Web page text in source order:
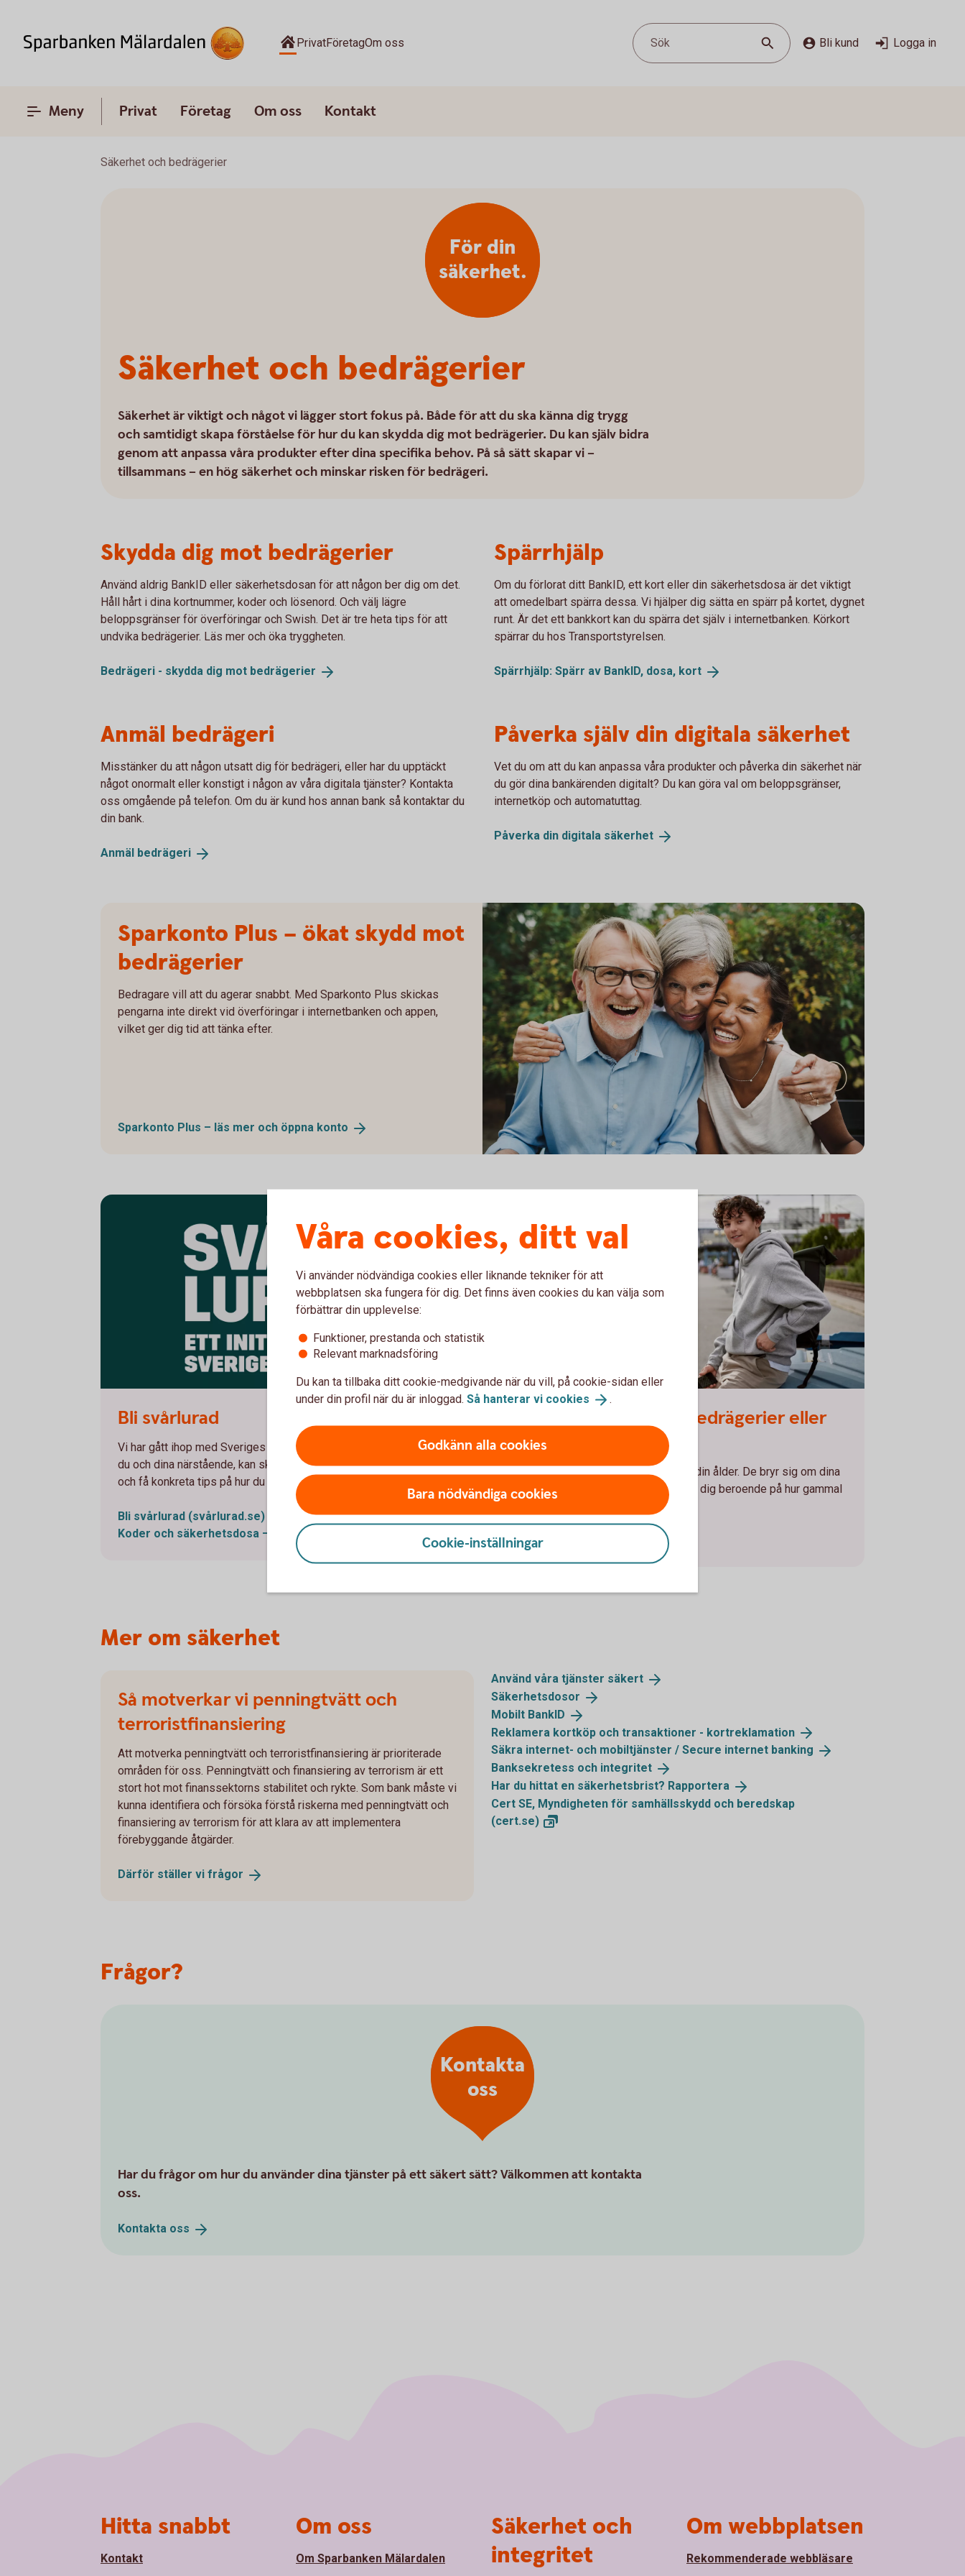
PrivatFöretagOm oss Sök Bli kund Logga in
Meny Privat Företag Om oss Kontakt
Säkerhet och bedrägerier
Säkerhet och bedrägerier
Säkerhet är viktigt och något vi lägger stort fokus på. Både för att du ska känna dig trygg
och samtidigt skapa förståelse för hur du kan skydda dig mot bedrägerier. Du kan själv bidra
genom att anpassa våra produkter efter dina specifika behov. På så sätt skapar vi –
tillsammans – en hög säkerhet och minskar risken för bedrägeri.
För din
säkerhet.
Skydda dig mot bedrägerier
Använd aldrig BankID eller säkerhetsdosan för att någon ber dig om det.
Håll hårt i dina kortnummer, koder och lösenord. Och välj lägre
beloppsgränser för överföringar och Swish. Det är tre heta tips för att
undvika bedrägerier. Läs mer och öka tryggheten.
Bedrägeri - skydda dig mot bedrägerier
Spärrhjälp
Om du förlorat ditt BankID, ett kort eller din säkerhetsdosa är det viktigt
att omedelbart spärra dessa. Vi hjälper dig sätta en spärr på kortet, dygnet
runt. Är det ett bankkort kan du spärra det själv i internetbanken. Körkort
spärrar du hos Transportstyrelsen.
Spärrhjälp: Spärr av BankID, dosa, kort
Anmäl bedrägeri
Misstänker du att någon utsatt dig för bedrägeri, eller har du upptäckt
något onormalt eller konstigt i någon av våra digitala tjänster? Kontakta
oss omgående på telefon. Om du är kund hos annan bank så kontaktar du
din bank.
Anmäl bedrägeri
Påverka själv din digitala säkerhet
Vet du om att du kan anpassa våra produkter och påverka din säkerhet när
du gör dina bankärenden digitalt? Du kan göra val om beloppsgränser,
internetköp och automatuttag.
Påverka din digitala säkerhet
Sparkonto Plus – ökat skydd mot
bedrägerier
Bedragare vill att du agerar snabbt. Med Sparkonto Plus skickas
pengarna inte direkt vid överföringar i internetbanken och appen,
vilket ger dig tid att tänka efter.
Sparkonto Plus – läs mer och öppna konto
Bli svårlurad
Vi har gått ihop med Sveriges banker för att sprida kunskap om hur
du och dina närstående, kan skydda er mot bedrägerier. Läs mer
och få konkreta tips på hur du kan bli mer svårlurad.
Bli svårlurad (svårlurad.se)
Koder och säkerhetsdosa – filmer om
Young adult waiting at the train station
Penningmålvakt, spelbedrägerier eller
spionprogram?
Bedragarna bryr sig inte om dig. Eller din ålder. De bryr sig om dina
pengar och använder olika sätt att lura dig beroende på hur gammal
Bli inte
Mer om säkerhet
Så motverkar vi penningtvätt och
terroristfinansiering
Att motverka penningtvätt och terroristfinansiering är prioriterade
områden för oss. Penningtvätt och finansiering av terrorism är ett
stort hot mot finanssektorns stabilitet och rykte. Som bank måste vi
kunna identifiera och försöka förstå riskerna med penningtvätt och
finansiering av terrorism för att klara av att implementera
förebyggande åtgärder.
Därför ställer vi frågor
Använd våra tjänster säkert
Säkerhetsdosor
Mobilt BankID
Reklamera kortköp och transaktioner - kortreklamation
Säkra internet- och mobiltjänster / Secure internet banking
Banksekretess och integritet
Har du hittat en säkerhetsbrist? Rapportera
Cert SE, Myndigheten för samhällsskydd och beredskap
(cert.se)
Frågor?
Har du frågor om hur du använder dina tjänster på ett säkert sätt? Välkommen att kontakta
oss.
Kontakta oss
Kontakta
oss
Våra cookies, ditt val
Vi använder nödvändiga cookies eller liknande tekniker för att
webbplatsen ska fungera för dig. Det finns även cookies du kan välja som
förbättrar din upplevelse:
Funktioner, prestanda och statistik
Relevant marknadsföring
Du kan ta tillbaka ditt cookie-medgivande när du vill, på cookie-sidan eller
under din profil när du är inloggad. Så hanterar vi cookies .
Godkänn alla cookies
Bara nödvändiga cookies
Cookie-inställningar
Hitta snabbt
Kontakt
Om oss
Om Sparbanken Mälardalen
Säkerhet och
integritet
Om webbplatsen
Rekommenderade webbläsare